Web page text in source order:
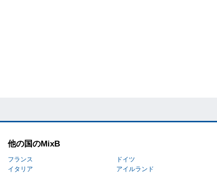
他の国のMixB
フランス
ドイツ
イタリア
アイルランド